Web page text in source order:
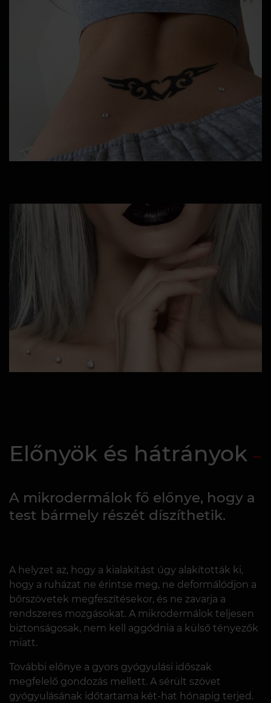
Előnyök és hátrányok
A mikrodermálok fő előnye, hogy a
test bármely részét díszíthetik.
A helyzet az, hogy a kialakítást úgy alakították ki,
hogy a ruházat ne érintse meg, ne deformálódjon a
bőrszövetek megfeszítésekor, és ne zavarja a
rendszeres mozgásokat. A mikrodermálok teljesen
biztonságosak, nem kell aggódnia a külső tényezők
miatt.
További előnye a gyors gyógyulási időszak
megfelelő gondozás mellett. A sérült szövet
gyógyulásának időtartama két-hat hónapig terjed.